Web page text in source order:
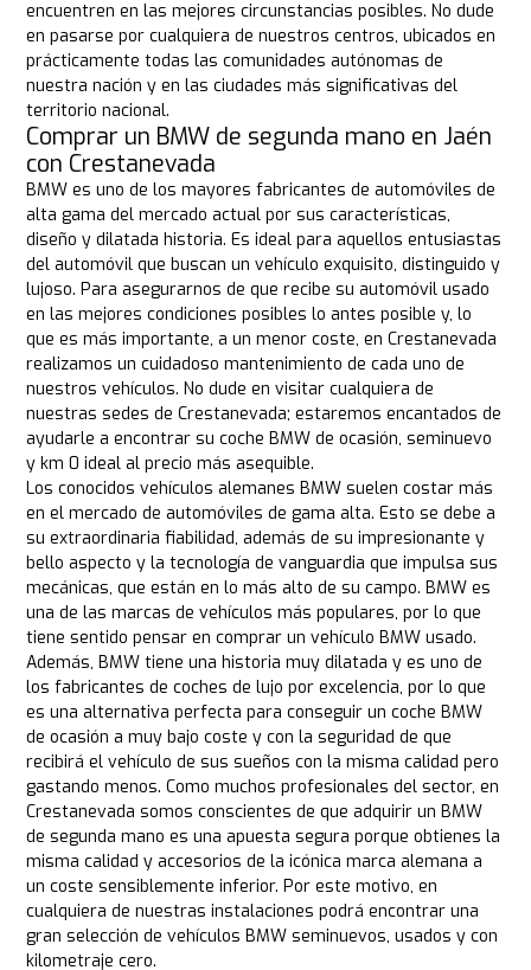
encuentren en las mejores circunstancias posibles. No dude
en pasarse por cualquiera de nuestros centros, ubicados en
prácticamente todas las comunidades autónomas de
nuestra nación y en las ciudades más significativas del
territorio nacional.
Comprar un BMW de segunda mano en Jaén
con Crestanevada
BMW es uno de los mayores fabricantes de automóviles de
alta gama del mercado actual por sus características,
diseño y dilatada historia. Es ideal para aquellos entusiastas
del automóvil que buscan un vehículo exquisito, distinguido y
lujoso. Para asegurarnos de que recibe su automóvil usado
en las mejores condiciones posibles lo antes posible y, lo
que es más importante, a un menor coste, en Crestanevada
realizamos un cuidadoso mantenimiento de cada uno de
nuestros vehículos. No dude en visitar cualquiera de
nuestras sedes de Crestanevada; estaremos encantados de
ayudarle a encontrar su coche BMW de ocasión, seminuevo
y km 0 ideal al precio más asequible.
Los conocidos vehículos alemanes BMW suelen costar más
en el mercado de automóviles de gama alta. Esto se debe a
su extraordinaria fiabilidad, además de su impresionante y
bello aspecto y la tecnología de vanguardia que impulsa sus
mecánicas, que están en lo más alto de su campo. BMW es
una de las marcas de vehículos más populares, por lo que
tiene sentido pensar en comprar un vehículo BMW usado.
Además, BMW tiene una historia muy dilatada y es uno de
los fabricantes de coches de lujo por excelencia, por lo que
es una alternativa perfecta para conseguir un coche BMW
de ocasión a muy bajo coste y con la seguridad de que
recibirá el vehículo de sus sueños con la misma calidad pero
gastando menos. Como muchos profesionales del sector, en
Crestanevada somos conscientes de que adquirir un BMW
de segunda mano es una apuesta segura porque obtienes la
misma calidad y accesorios de la icónica marca alemana a
un coste sensiblemente inferior. Por este motivo, en
cualquiera de nuestras instalaciones podrá encontrar una
gran selección de vehículos BMW seminuevos, usados y con
kilometraje cero.